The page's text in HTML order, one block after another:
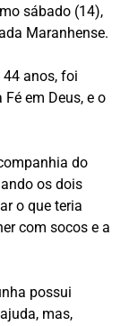
sábado (14),
Maranhense.
44 anos, foi
em Deus, e o
do
os dois
o que teria
com socos e a
possui
mas,